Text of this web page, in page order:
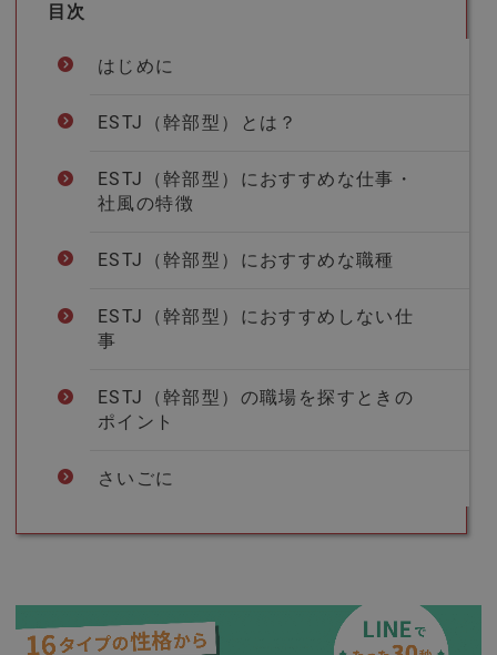
目次
はじめに
ESTJ（幹部型）とは？
ESTJ（幹部型）におすすめな仕事・
社風の特徴
ESTJ（幹部型）におすすめな職種
ESTJ（幹部型）におすすめしない仕
事
ESTJ（幹部型）の職場を探すときの
ポイント
さいごに